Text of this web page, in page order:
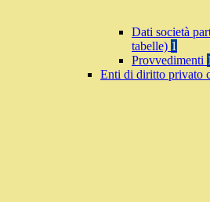
Dati società
tabelle) 1
Provvedimenti 1
Enti di diritto privato